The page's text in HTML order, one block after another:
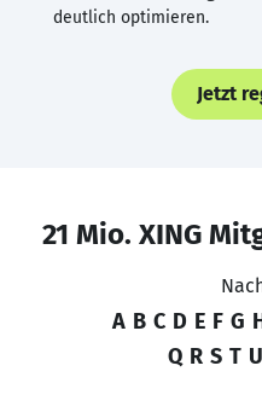
deutlich optimieren.
Jetzt
21 Mio. XING
A B C D E F G
Q R S T U